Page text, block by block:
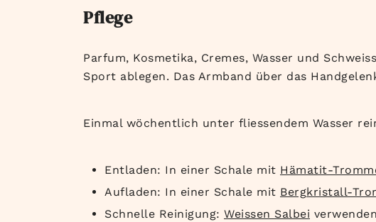
Pflege
Parfum, Kosmetika, Cremes, Wasser und
Sport ablegen. Das Armband über das
Einmal wöchentlich unter fliessendem Wasser
Entladen: In einer Schale mit Hämatit-
Aufladen: In einer Schale mit Bergkristall-
Schnelle Reinigung: Weissen Salbei verwenden